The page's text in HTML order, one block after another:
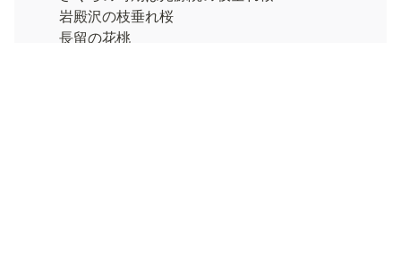
岩殿沢の枝垂れ桜
長留の花桃